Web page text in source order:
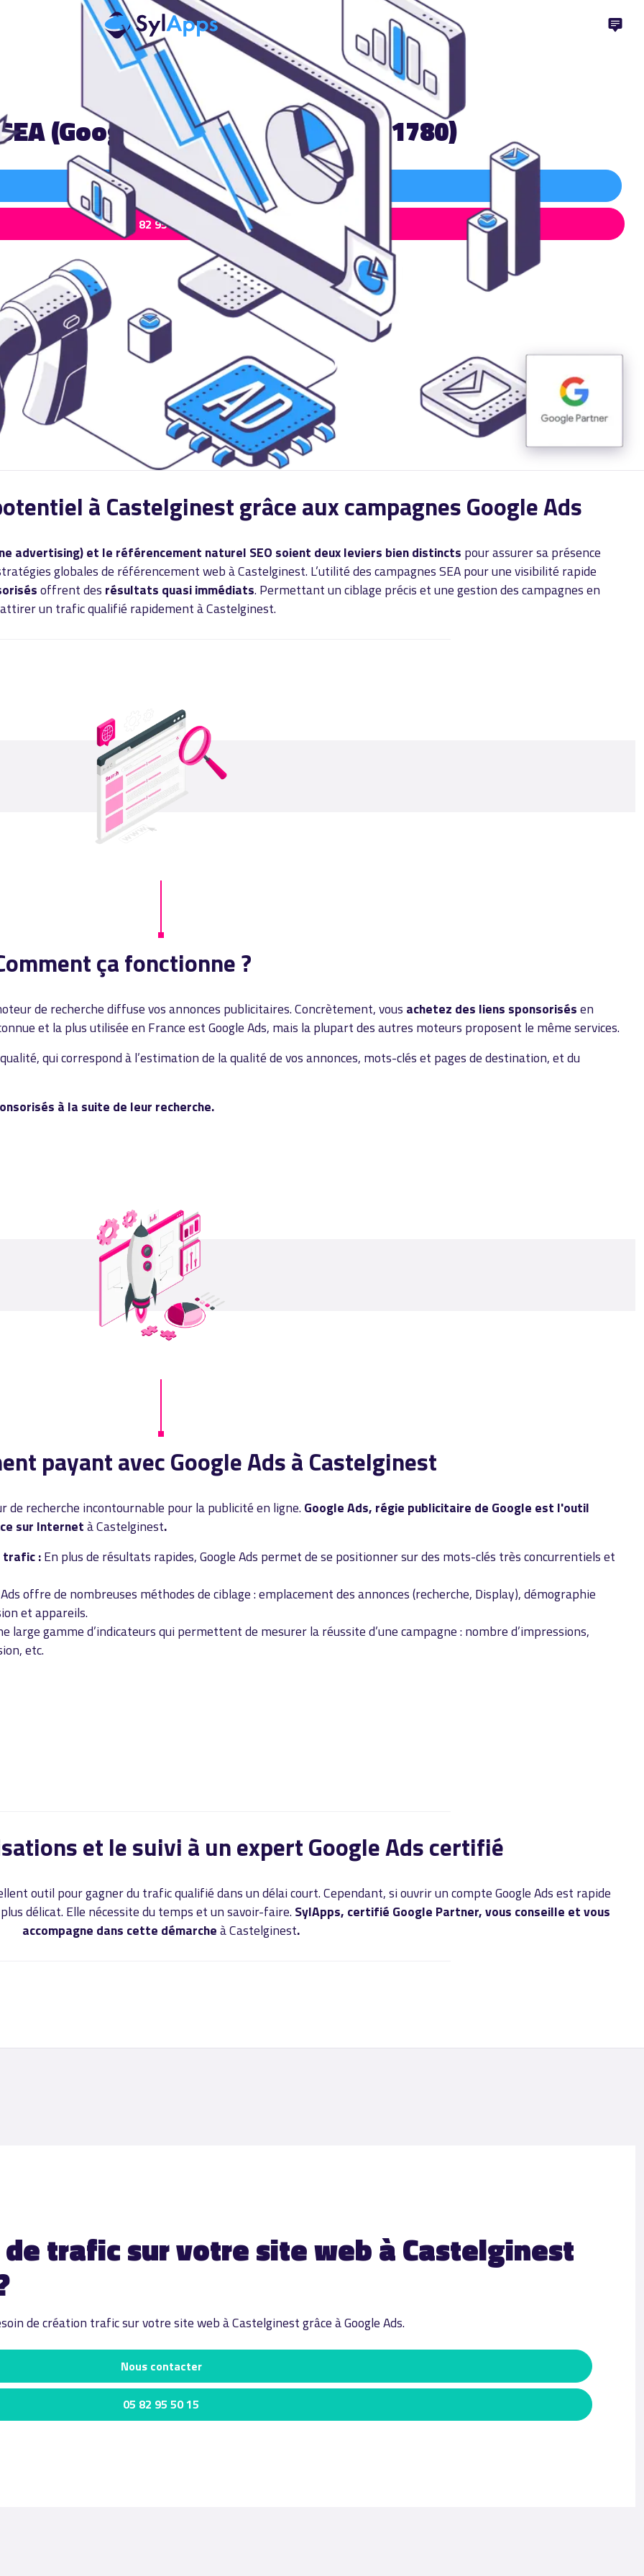
(Google Ads) Castelginest (31780)
Rappel Gratuit
05 82 95 50 15
à Castelginest grâce aux campagnes Google Ads
advertising) et le référencement naturel SEO soient deux leviers bien distincts pour assurer sa présence
globales de référencement web à Castelginest. L’utilité des campagnes SEA pour une visibilité rapide
offrent des résultats quasi immédiats. Permettant un ciblage précis et une gestion des campagnes en
un trafic qualifié rapidement à Castelginest.
ça fonctionne ?
de recherche diffuse vos annonces publicitaires. Concrètement, vous achetez des liens sponsorisésen
et la plus utilisée en France est Google Ads, mais la plupart des autres moteurs proposent le même services.
qui correspond à l’estimation de la qualité de vos annonces, mots-clés et pages de destination, et du
à la suite de leur recherche.
payant avec Google Ads à Castelginest
de recherche incontournable pour la publicité en ligne. Google Ads, régie publicitaire de Google est l'outil
sur Internetà Castelginest.
trafic :En plus de résultats rapides, Google Ads permet de se positionner sur des mots-clés très concurrentiels et
offre de nombreuses méthodes de ciblage : emplacement des annonces (recherche, Display), démographie
et appareils.
large gamme d’indicateurs qui permettent de mesurer la réussite d’une campagne : nombre d’impressions,
etc.
et le suivi à un expert Google Ads certifié
outil pour gagner du trafic qualifié dans un délai court. Cependant, si ouvrir un compte Google Ads est rapide
délicat. Elle nécessite du temps et un savoir-faire. SylApps, certifié Google Partner, vous conseille et vous
accompagne dans cette démarcheà Castelginest.
trafic sur votre site web à Castelginest
de création trafic sur votre site web à Castelginest grâce à Google Ads.
Nous contacter
05 82 95 50 15